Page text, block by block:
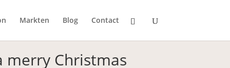
Markten Blog Contact
merry Christmas